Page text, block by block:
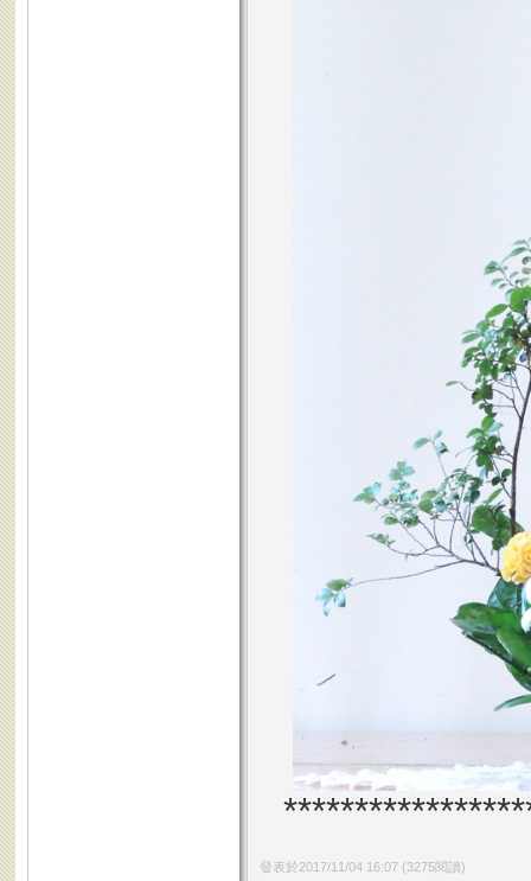
發表於2017/11/04 16:07(3275閱讀)